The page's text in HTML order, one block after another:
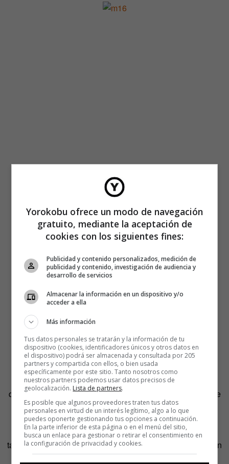
Y: Abriste una cuenta en Tinder. ¿Cómo te va ahí?
M.G.:Tinder me parece un inventazo. A veces pienso a
quién se le pudo ocurrir esta idea tan buena. Seguramente
tenía una gran necesidad. Jajaja. Estar en esta red social
quizás haya sido uno de los primeros impulsores de este
cambio de actitud. Por ayudarme a minimizar las cosas y
también demostrarme la influencia de las redes sociales en
las relaciones humanas.
Yorokobu ofrece un modo de navegación
gratuito, mediante la aceptación de
cookies con los siguientes fines:
Publicidad y contenido personalizados, medición de
publicidad y contenido, investigación de audiencia y
desarrollo de servicios
Almacenar la información en un dispositivo y/o
acceder a ella
Más información
Tus datos personales se tratarán y la información de tu
dispositivo (cookies, identificadores únicos y otros datos en
el dispositivo) podrá ser almacenada y consultada por 205
partners y compartida con ellos, o bien usada
específicamente por este sitio. Tanto nosotros como
nuestros partners podemos usar datos precisos de
geolocalización. Lista de partners.
Es posible que algunos proveedores traten tus datos
personales en virtud de un interés legítimo, algo a lo que
puedes oponerte gestionando tus opciones a continuación.
En la parte inferior de esta página o en el menú del sitio,
busca un enlace para gestionar o retirar el consentimiento en
la configuración de privacidad y cookies.